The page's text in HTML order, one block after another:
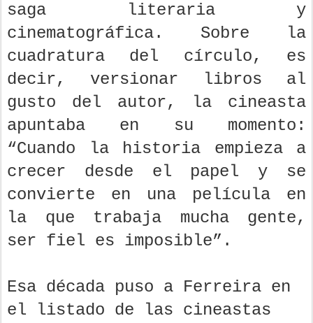
saga literaria y
cinematográfica. Sobre la
cuadratura del círculo, es
decir, versionar libros al
gusto del autor, la cineasta
apuntaba en su momento:
“Cuando la historia empieza a
crecer desde el papel y se
convierte en una película en
la que trabaja mucha gente,
ser fiel es imposible”.
Esa década puso a Ferreira en
el listado de las cineastas